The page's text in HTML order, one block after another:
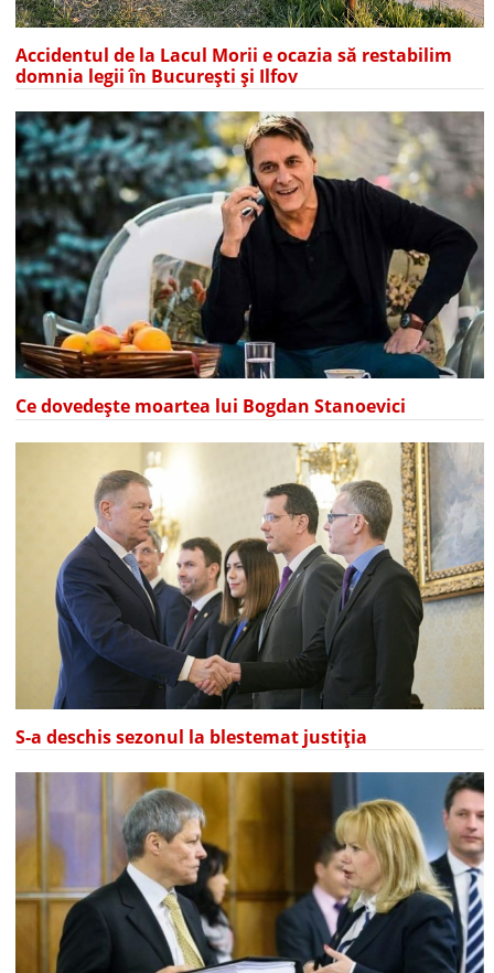
Accidentul de la Lacul Morii e ocazia să restabilim
domnia legii în București și Ilfov
Ce dovedește moartea lui Bogdan Stanoevici
S-a deschis sezonul la blestemat justiția